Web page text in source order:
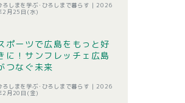
ろしまを学ぶ･ひろしまで暮らす | 2026
2月25日(水)
ポーツで広島をもっと好
に！サンフレッチェ広島
つなぐ未来
ろしまを学ぶ･ひろしまで暮らす | 2026
2月20日(金)